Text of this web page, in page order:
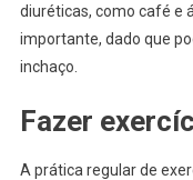
diuréticas, como café e
importante, dado que
inchaço.
Fazer
A prática regular de